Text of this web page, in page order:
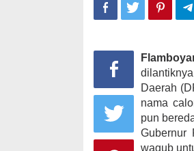
Daerah
nama
pun
Gubernur
wagub